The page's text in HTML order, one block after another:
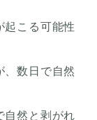
起こる可能性
、数日で自然
自然と剥がれ